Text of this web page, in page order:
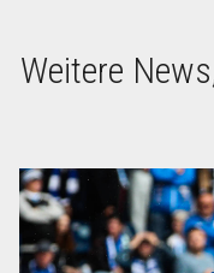
Weitere